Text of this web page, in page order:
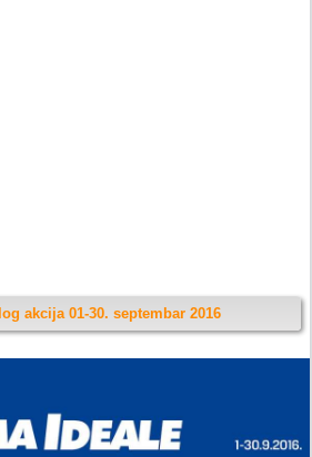
akcija 01-30. septembar 2016